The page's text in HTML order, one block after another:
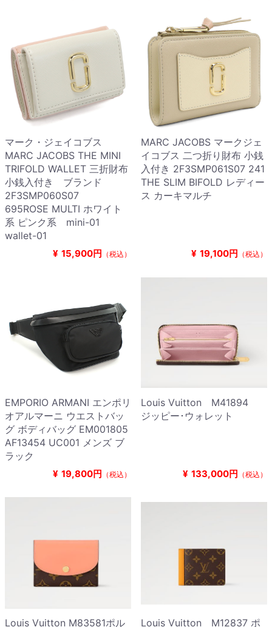
マーク・ジェイコブス
MARC JACOBS THE MINI
TRIFOLD WALLET 三折財布
小銭入付き ブランド
2F3SMP060S07
695ROSE MULTI ホワイト
系 ピンク系 mini-01
wallet-01
¥ 15,900円 （税込）
MARC JACOBS マークジェ
イコブス 二つ折り財布 小銭
入付き 2F3SMP061S07 241
THE SLIM BIFOLD レディー
ス カーキマルチ
¥ 19,100円 （税込）
EMPORIO ARMANI エンポリ
オアルマーニ ウエストバッ
グ ボディバッグ EM001805
AF13454 UC001 メンズ ブ
ラック
¥ 19,800円 （税込）
Louis Vuitton M41894
ジッピー･ウォレット
¥ 133,000円 （税込）
Louis Vuitton M83581ポル Louis Vuitton M12837 ポ